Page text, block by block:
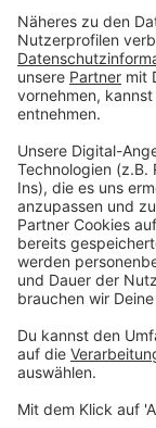
Kategorie der
Kategorie im
größeren
anders als in
erhalten.
Anzeige
Schlechte
Anzeige
Für Sammler